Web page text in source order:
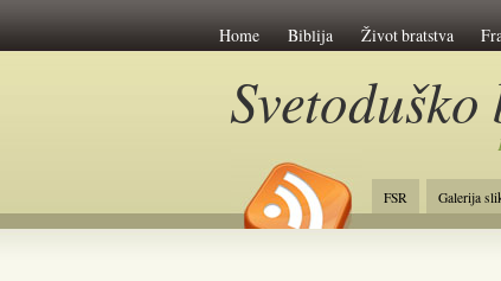
Home Biblija Život bratstva
FSR Galerija